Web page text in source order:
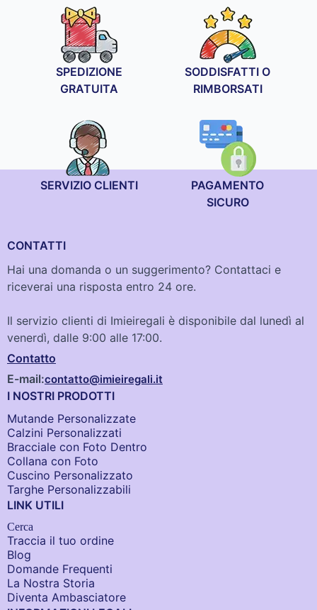
SPEDIZIONE
GRATUITA
SODDISFATTI O
RIMBORSATI
SERVIZIO CLIENTI
PAGAMENTO
SICURO
CONTATTI
Hai una domanda o un suggerimento? Contattaci e
riceverai una risposta entro 24 ore.
Il servizio clienti di Imieiregali è disponibile dal lunedì al
venerdì, dalle 9:00 alle 17:00.
Contatto
E-mail:contatto@imieiregali.it
I NOSTRI PRODOTTI
Mutande Personalizzate
Calzini Personalizzati
Bracciale con Foto Dentro​
Collana con Foto
Cuscino Personalizzato
Targhe Personalizzabili
LINK UTILI
Cerca
Traccia il tuo ordine
Blog
Domande Frequenti
La Nostra Storia
Diventa Ambasciatore